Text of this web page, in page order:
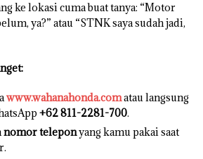
ke lokasi cuma buat tanya: “Motor
ya?” atau “STNK saya sudah jadi,
www.wahanahonda.comatau langsung
+62 811-2281-700.
nomor teleponyang kamu pakai saat